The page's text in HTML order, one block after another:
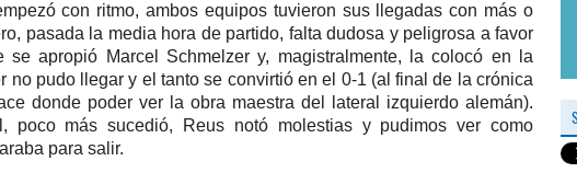
con ritmo, ambos equipos tuvieron sus llegadas con más o
pasada la media hora de partido, falta dudosa y peligrosa a favor
se apropió Marcel Schmelzer y, magistralmente, la colocó en la
no pudo llegar y el tanto se convirtió en el 0-1 (al final de la crónica
donde poder ver la obra maestra del lateral izquierdo alemán).
poco más sucedió, Reus notó molestias y pudimos ver como
para salir.